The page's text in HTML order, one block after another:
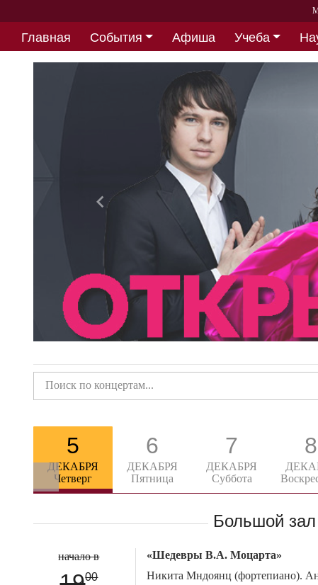
Главная События Афиша Учеба
Партнерство
Назад
5
ДЕКАБРЯ
Четверг
6
ДЕКАБРЯ
Пятница
7
ДЕКАБРЯ
Суббота
8
Большой зал
начало в
1900
«Шедевры В.А. Моцарта»
Никита Мндоянц (фортепиано).